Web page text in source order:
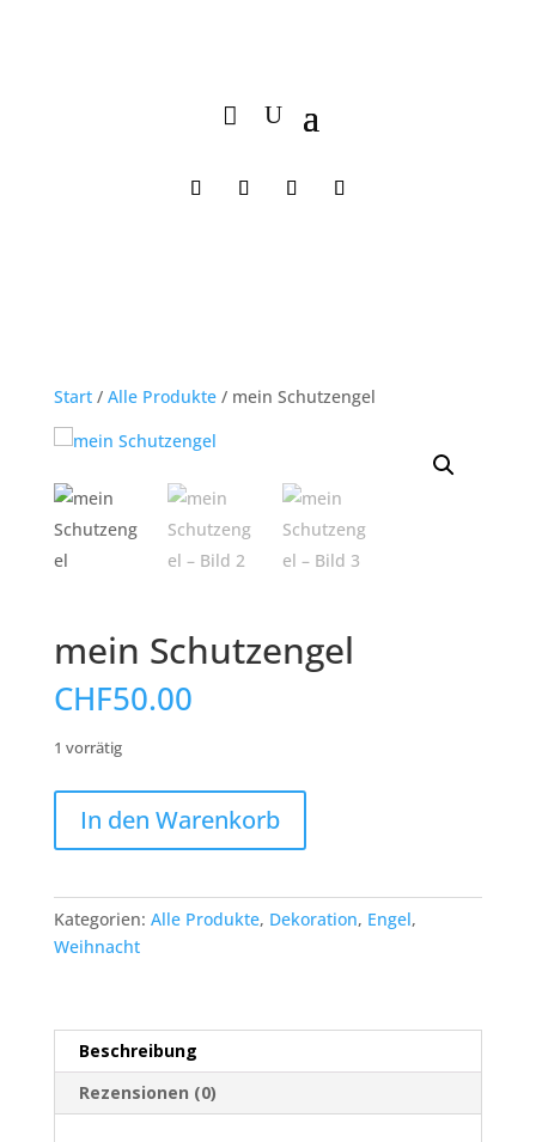
Start/ Alle Produkte/ mein Schutzengel
mein Schutzengel
CHF50.00
1 vorrätig
Schutzengel
Menge
In den Warenkorb
Kategorien: Alle Produkte, Dekoration, Engel,
Weihnacht
Beschreibung
Rezensionen (0)